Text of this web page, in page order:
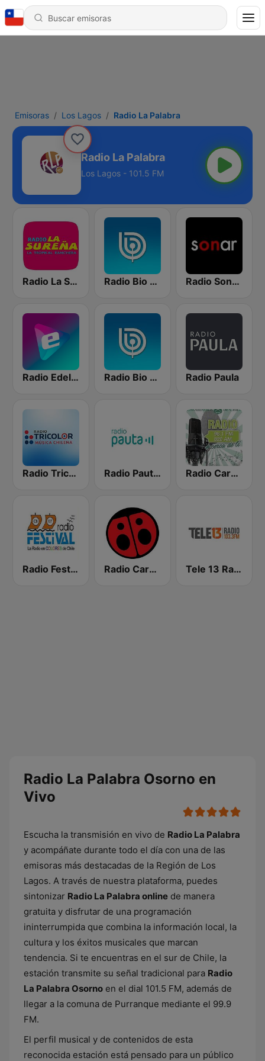
Emisoras Los Lagos Radio La Palabra
Radio La Palabra
Los Lagos - 101.5 FM
Radio La Sureña Carahue Radio Bio Bio Temuco Radio Sonar FM
Radio Edelweiss Radio Bio Bio Puerto Montt Radio Paula
Radio Tricolor Radio Pauta 100.5 FM Radio Carabineros de Chile
Radio Festival Radio Carolina Tele 13 Radio
Radio La Palabra Osorno en
Vivo
Escucha la transmisión en vivo de Radio La Palabra
y acompáñate durante todo el día con una de las
emisoras más destacadas de la Región de Los
Lagos. A través de nuestra plataforma, puedes
sintonizar Radio La Palabra online de manera
gratuita y disfrutar de una programación
ininterrumpida que combina la información local, la
cultura y los éxitos musicales que marcan
tendencia. Si te encuentras en el sur de Chile, la
estación transmite su señal tradicional para Radio
La Palabra Osorno en el dial 101.5 FM, además de
llegar a la comuna de Purranque mediante el 99.9
FM.
El perfil musical y de contenidos de esta
reconocida estación está pensado para un público